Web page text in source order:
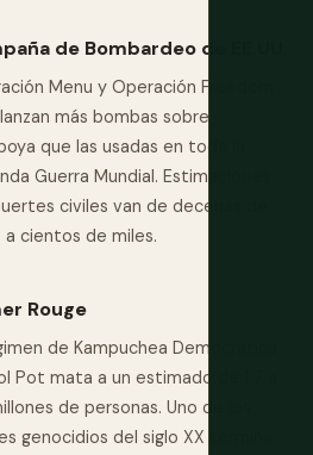
de Bombardeo de EE.UU.
Menu y Operación Freedom
más bombas sobre
que las usadas en toda la
Guerra Mundial. Estimaciones
civiles van de decenas de
a cientos de miles.
Rouge
de Kampuchea Democrática
Pot mata a un estimado de 1.7 a
de personas. Uno de los
genocidios del siglo XX termina